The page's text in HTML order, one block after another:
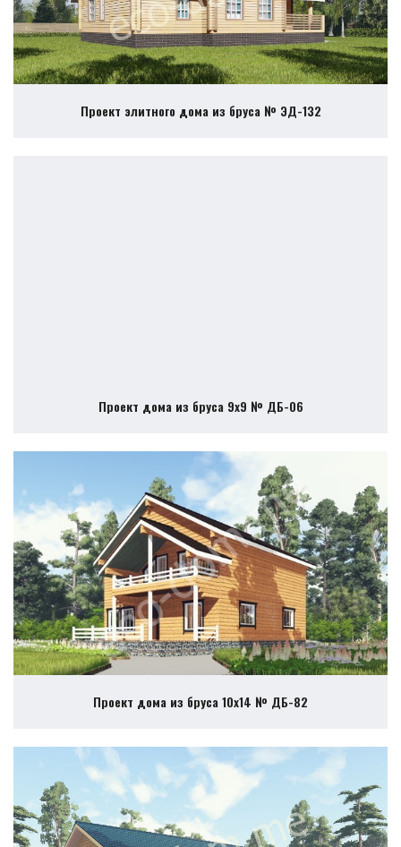
Проект элитного дома из бруса № ЭД-132
Проект дома из бруса 9х9 № ДБ-06
Проект дома из бруса 10х14 № ДБ-82